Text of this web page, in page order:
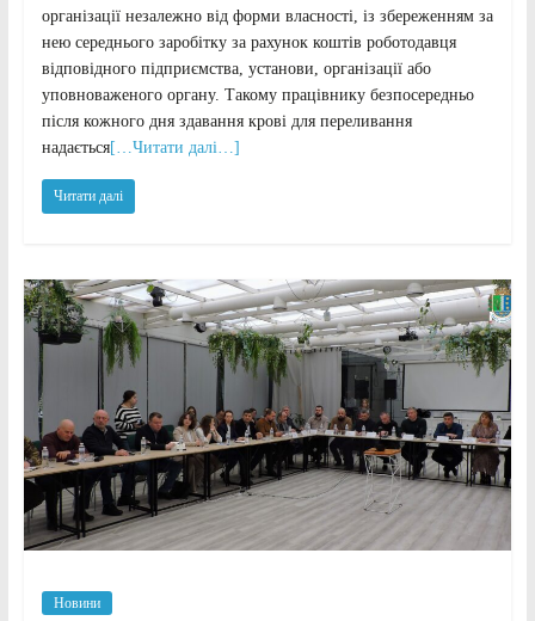
організації незалежно від форми власності, із збереженням за
нею середнього заробітку за рахунок коштів роботодавця
відповідного підприємства, установи, організації або
уповноваженого органу. Такому працівнику безпосередньо
після кожного дня здавання крові для переливання
надається[…Читати далі…]
Читати далі
Новини